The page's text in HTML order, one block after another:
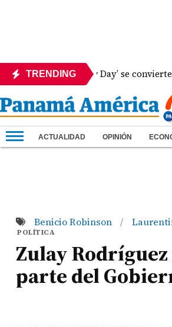
TRENDING
Brand New Day’ se convierte en la
ACTUALIDAD OPINIÓN
Benicio Robinson /
POLÍTICA
Zulay
parte del